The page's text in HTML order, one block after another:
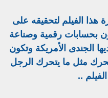
الفيلم لتحقيقه على
بحسابات رقمية وصناعة
الجندى الأمريكة وتكون
مثل ما يتحرك الرجل
..